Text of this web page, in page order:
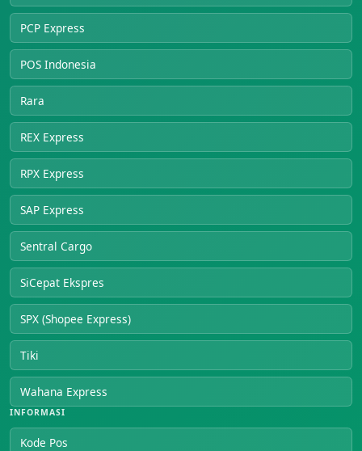
PCP Express
POS Indonesia
Rara
REX Express
RPX Express
SAP Express
Sentral Cargo
SiCepat Ekspres
SPX (Shopee Express)
Tiki
Wahana Express
INFORMASI
Kode Pos